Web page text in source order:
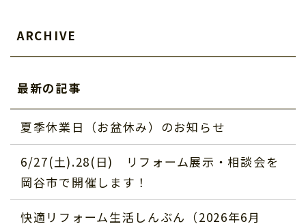
ARCHIVE
最新の記事
夏季休業日（お盆休み）のお知らせ
6/27(土).28(日) リフォーム展示・相談会を
岡谷市で開催します！
快適リフォーム生活しんぶん（2026年6月